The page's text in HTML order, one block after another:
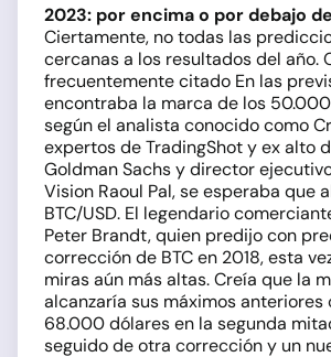
2023: por encima o por debajo
Ciertamente, no todas las
cercanas a los resultados del año.
frecuentemente citado En las
encontraba la marca de los
según el analista conocido como
expertos de TradingShot y ex alto
Goldman Sachs y director
Vision Raoul Pal, se esperaba que
BTC/USD. El legendario
Peter Brandt, quien predijo con
corrección de BTC en 2018, esta
miras aún más altas. Creía que la
alcanzaría sus máximos anteriores
68.000 dólares en la segunda
seguido de otra corrección y un